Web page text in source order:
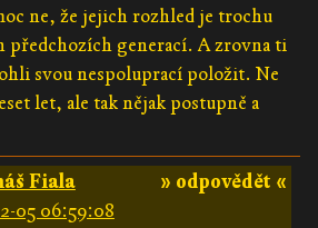
ne, že jejich rozhled je trochu
předchozích generací. A zrovna ti
svou nespoluprací položit. Ne
let, ale tak nějak postupně a
» odpovědět «
Fiala
05 06:59:08